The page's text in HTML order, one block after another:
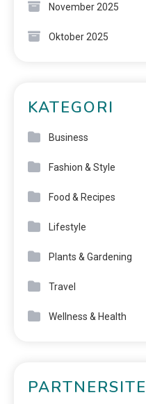
November 2025
Oktober 2025
KATEGORI
Business
Fashion & Style
Food & Recipes
Lifestyle
Plants & Gardening
Travel
Wellness & Health
PARTNERSITE